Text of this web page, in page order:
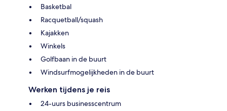
Basketbal
Racquetball/squash
Kajakken
Winkels
Golfbaan in de buurt
Windsurfmogelijkheden in de buurt
Werken tijdens je reis
24-uurs businesscentrum